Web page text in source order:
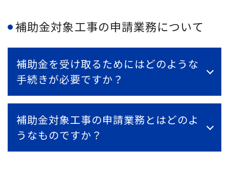
補助金対象工事の申請業務について
補助金を受け取るためにはどのような
手続きが必要ですか？
補助金対象工事の申請業務とはどのよ
うなものですか？